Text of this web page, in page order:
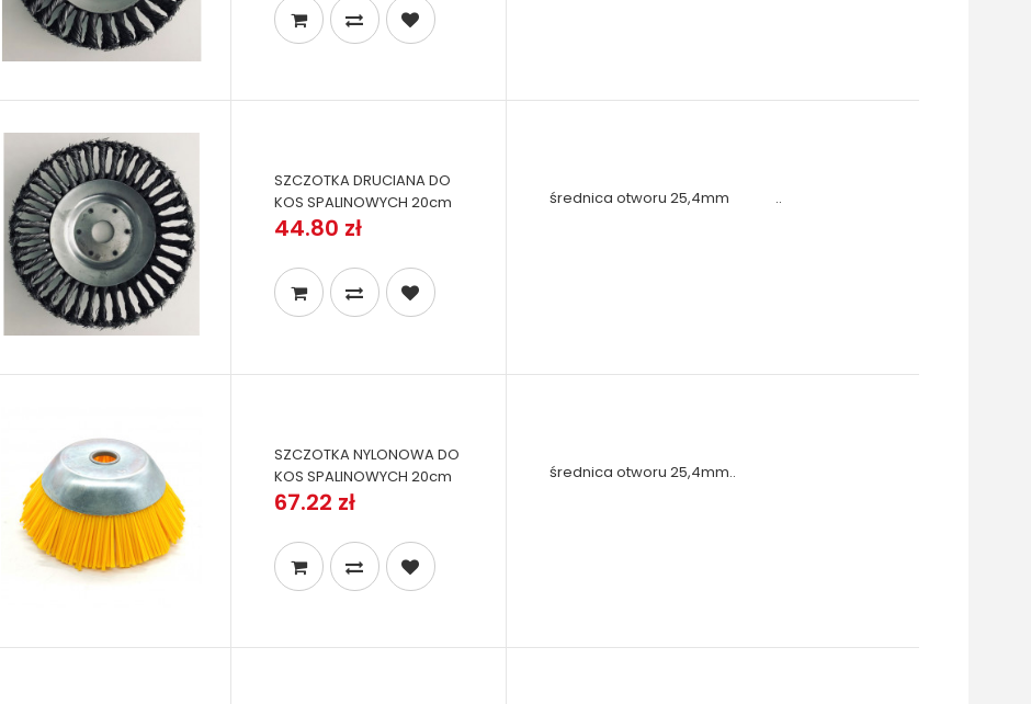
SZCZOTKA DRUCIANA DO
KOS SPALINOWYCH 20cm
SZCZOTKA NYLONOWA DO
KOS SPALINOWYCH 20cm